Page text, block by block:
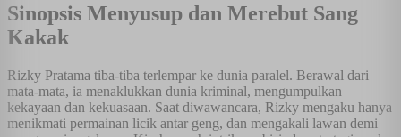
Sinopsis Menyusup dan Merebut Sang
Kakak
Rizky Pratama tiba-tiba terlempar ke dunia paralel. Berawal dari
mata-mata, ia menaklukkan dunia kriminal, mengumpulkan
kekayaan dan kekuasaan. Saat diwawancara, Rizky mengaku hanya
menikmati permainan licik antar geng, dan mengakali lawan demi